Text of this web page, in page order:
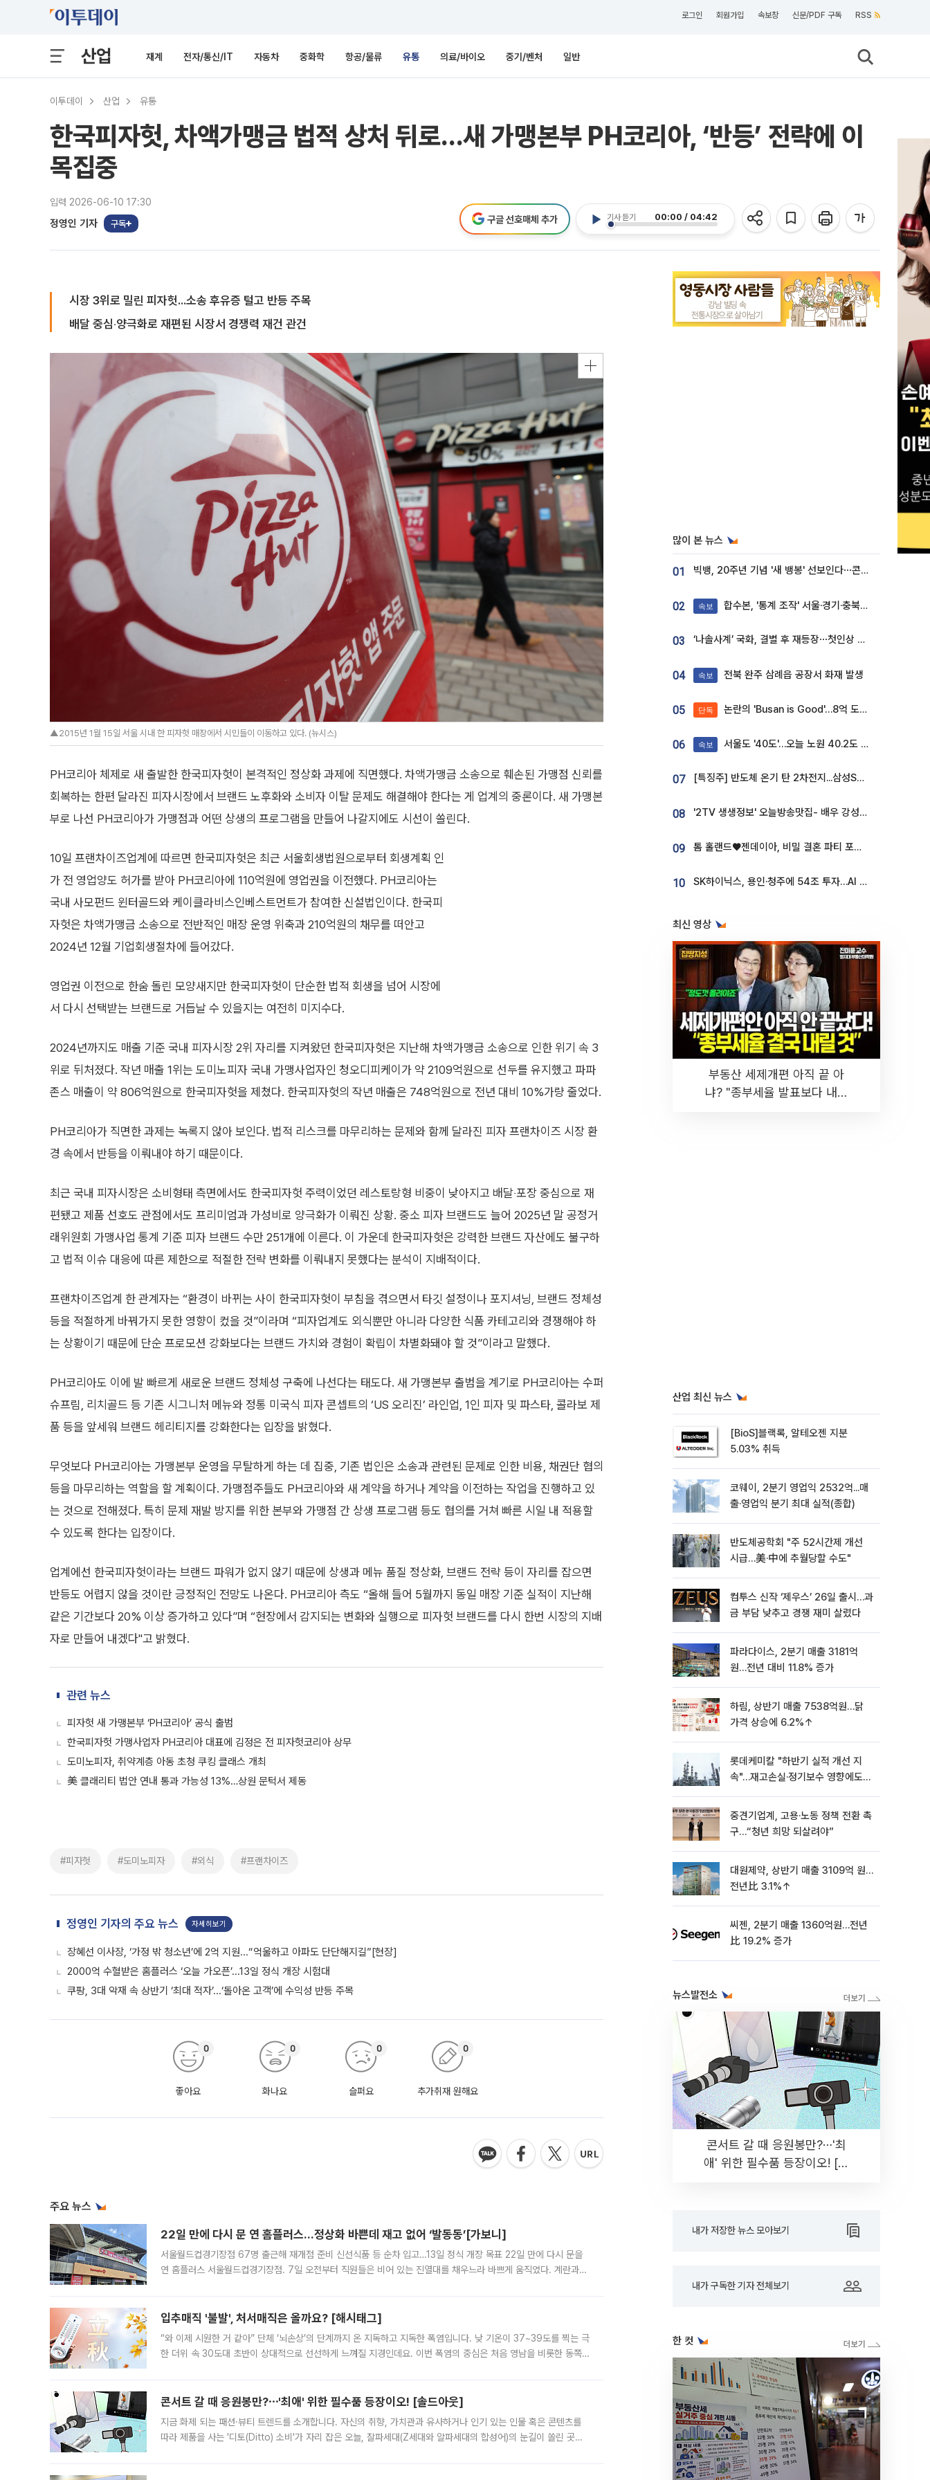
로그인 회원가입 속보창 신문/PDF 구독 RSS
산업 재계 전자/통신/IT 자동차 중화학 항공/물류 유통 의료/바이오 중기/벤처 일반
이투데이 산업 유통
한국피자헛, 차액가맹금 법적 상처 뒤로…새 가맹본부 PH코리아, ‘반등’ 전략에 이
목집중
입력 2026-06-10 17:30
정영인 기자 구독
기사 듣기 00:00 / 04:42
구글 선호매체 추가
시장 3위로 밀린 피자헛...소송 후유증 털고 반등 주목
배달 중심‧양극화로 재편된 시장서 경쟁력 재건 관건
▲2015년 1월 15일 서울 시내 한 피자헛 매장에서 시민들이 이동하고 있다. (뉴시스)
PH코리아 체제로 새 출발한 한국피자헛이 본격적인 정상화 과제에 직면했다. 차액가맹금 소송으로 훼손된 가맹점 신뢰를
회복하는 한편 달라진 피자시장에서 브랜드 노후화와 소비자 이탈 문제도 해결해야 한다는 게 업계의 중론이다. 새 가맹본
부로 나선 PH코리아가 가맹점과 어떤 상생의 프로그램을 만들어 나갈지에도 시선이 쏠린다.
10일 프랜차이즈업계에 따르면 한국피자헛은 최근 서울회생법원으로부터 회생계획 인
가 전 영업양도 허가를 받아 PH코리아에 110억원에 영업권을 이전했다. PH코리아는
국내 사모펀드 윈터골드와 케이클라비스인베스트먼트가 참여한 신설법인이다. 한국피
자헛은 차액가맹금 소송으로 전반적인 매장 운영 위축과 210억원의 채무를 떠안고
2024년 12월 기업회생절차에 들어갔다.
영업권 이전으로 한숨 돌린 모양새지만 한국피자헛이 단순한 법적 회생을 넘어 시장에
서 다시 선택받는 브랜드로 거듭날 수 있을지는 여전히 미지수다.
2024년까지도 매출 기준 국내 피자시장 2위 자리를 지켜왔던 한국피자헛은 지난해 차액가맹금 소송으로 인한 위기 속 3
위로 뒤처졌다. 작년 매출 1위는 도미노피자 국내 가맹사업자인 청오디피케이가 약 2109억원으로 선두를 유지했고 파파
존스 매출이 약 806억원으로 한국피자헛을 제쳤다. 한국피자헛의 작년 매출은 748억원으로 전년 대비 10%가량 줄었다.
PH코리아가 직면한 과제는 녹록지 않아 보인다. 법적 리스크를 마무리하는 문제와 함께 달라진 피자 프랜차이즈 시장 환
경 속에서 반등을 이뤄내야 하기 때문이다.
최근 국내 피자시장은 소비형태 측면에서도 한국피자헛 주력이었던 레스토랑형 비중이 낮아지고 배달‧포장 중심으로 재
편됐고 제품 선호도 관점에서도 프리미엄과 가성비로 양극화가 이뤄진 상황. 중소 피자 브랜드도 늘어 2025년 말 공정거
래위원회 가맹사업 통계 기준 피자 브랜드 수만 251개에 이른다. 이 가운데 한국피자헛은 강력한 브랜드 자산에도 불구하
고 법적 이슈 대응에 따른 제한으로 적절한 전략 변화를 이뤄내지 못했다는 분석이 지배적이다.
프랜차이즈업계 한 관계자는 “환경이 바뀌는 사이 한국피자헛이 부침을 겪으면서 타깃 설정이나 포지셔닝, 브랜드 정체성
등을 적절하게 바꿔가지 못한 영향이 컸을 것”이라며 “피자업계도 외식뿐만 아니라 다양한 식품 카테고리와 경쟁해야 하
는 상황이기 때문에 단순 프로모션 강화보다는 브랜드 가치와 경험이 확립이 차별화돼야 할 것”이라고 말했다.
PH코리아도 이에 발 빠르게 새로운 브랜드 정체성 구축에 나선다는 태도다. 새 가맹본부 출범을 계기로 PH코리아는 수퍼
슈프림, 리치골드 등 기존 시그니처 메뉴와 정통 미국식 피자 콘셉트의 ‘US 오리진’ 라인업, 1인 피자 및 파스타, 콜라보 제
품 등을 앞세워 브랜드 헤리티지를 강화한다는 입장을 밝혔다.
무엇보다 PH코리아는 가맹본부 운영을 무탈하게 하는 데 집중, 기존 법인은 소송과 관련된 문제로 인한 비용, 채권단 협의
등을 마무리하는 역할을 할 계획이다. 가맹점주들도 PH코리아와 새 계약을 하거나 계약을 이전하는 작업을 진행하고 있
는 것으로 전해졌다. 특히 문제 재발 방지를 위한 본부와 가맹점 간 상생 프로그램 등도 협의를 거쳐 빠른 시일 내 적용할
수 있도록 한다는 입장이다.
업계에선 한국피자헛이라는 브랜드 파워가 없지 않기 때문에 상생과 메뉴 품질 정상화, 브랜드 전략 등이 자리를 잡으면
반등도 어렵지 않을 것이란 긍정적인 전망도 나온다. PH코리아 측도 “올해 들어 5월까지 동일 매장 기준 실적이 지난해
같은 기간보다 20% 이상 증가하고 있다”며 “현장에서 감지되는 변화와 실행으로 피자헛 브랜드를 다시 한번 시장의 지배
자로 만들어 내겠다"고 밝혔다.
관련 뉴스
피자헛 새 가맹본부 ‘PH코리아’ 공식 출범
한국피자헛 가맹사업자 PH코리아 대표에 김정은 전 피자헛코리아 상무
도미노피자, 취약계층 아동 초청 쿠킹 클래스 개최
美 클래리티 법안 연내 통과 가능성 13%…상원 문턱서 제동
#피자헛 #도미노피자 #외식 #프랜차이즈
정영인 기자의 주요 뉴스 자세히보기
장혜선 이사장, ‘가정 밖 청소년’에 2억 지원...“억울하고 아파도 단단해지길”[현장]
2000억 수혈받은 홈플러스 ‘오늘 가오픈’...13일 정식 개장 시험대
쿠팡, 3대 악재 속 상반기 ‘최대 적자’...‘돌아온 고객’에 수익성 반등 주목
좋아요
0
화나요
0
슬퍼요
0
추가취재 원해요
0
주요 뉴스
22일 만에 다시 문 연 홈플러스…정상화 바쁜데 재고 없어 ‘발동동’[가보니]
서울월드컵경기장점 67명 출근해 재개점 준비 신선식품 등 순차 입고…13일 정식 개장 목표 22일 만에 다시 문을
연 홈플러스 서울월드컵경기장점. 7일 오전부터 직원들은 비어 있는 진열대를 채우느라 바쁘게 움직였다. 계란과
입추매직 '불발', 처서매직은 올까요? [해시태그]
“와 이제 시원한 거 같아” 단체 ‘뇌손상’의 단계까지 온 지독하고 지독한 폭염입니다. 낮 기온이 37~39도를 찍는 극
한 더위 속 30도대 초반이 상대적으로 선선하게 느껴질 지경인데요. 이번 폭염의 중심은 처음 영남을 비롯한 동쪽
콘서트 갈 때 응원봉만?⋯'최애' 위한 필수품 등장이오! [솔드아웃]
지금 화제 되는 패션·뷰티 트렌드를 소개합니다. 자신의 취향, 가치관과 유사하거나 인기 있는 인물 혹은 콘텐츠를
따라 제품을 사는 '디토(Ditto) 소비'가 자리 잡은 오늘, 잘파세대(Z세대와 알파세대의 합성어)의 눈길이 쏠린 곳은
많이 본 뉴스
01 빅뱅, 20주년 기념 '새 뱅봉' 선보인다⋯콘서트 앞두고 팝업 개최
02 속보 합수본, '통계 조작' 서울·경기·충북 선관위 등 추가 압수수색
03 ‘나솔사계’ 국화, 결별 후 재등장⋯첫인상 투표 휩쓸고 ‘인기녀’ 등극
04 속보 전북 완주 삼례읍 공장서 화재 발생
05 단독 논란의 'Busan is Good'…8억 도시브랜드, 용산 대통령실 CI 업체가 수행
06 속보 서울도 '40도'…오늘 노원 40.2도 기록
07 [특징주] 반도체 온기 탄 2차전지...삼성SDI, 장 초반 7% 넘게 껑충
08 '2TV 생생정보' 오늘방송맛집- 배우 강성진 단골! 쌀국수ㆍ푸팟퐁 커리 맛집 '블○○○'
09 톰 홀랜드♥젠데이아, 비밀 결혼 파티 포착⋯호텔 대관비만 9억
10 SK하이닉스, 용인·청주에 54조 투자…AI 메모리 생산기지 키운다
최신 영상
부동산 세제개편 아직 끝 아
냐? "종부세율 발표보다 내릴
산업 최신 뉴스
[BioS]블랙록, 알테오젠 지분
5.03% 취득
코웨이, 2분기 영업익 2532억...매
출·영업익 분기 최대 실적(종합)
반도체공학회 "주 52시간제 개선
시급…美·中에 추월당할 수도"
컴투스 신작 ‘제우스’ 26일 출시…과
금 부담 낮추고 경쟁 재미 살렸다
파라다이스, 2분기 매출 3181억
원…전년 대비 11.8% 증가
하림, 상반기 매출 7538억원…닭
가격 상승에 6.2%↑
롯데케미칼 "하반기 실적 개선 지
속"…재고손실·정기보수 영향에도
중견기업계, 고용·노동 정책 전환 촉
구…“청년 희망 되살려야”
대원제약, 상반기 매출 3109억 원…
전년比 3.1%↑
씨젠, 2분기 매출 1360억원…전년
比 19.2% 증가
뉴스발전소
콘서트 갈 때 응원봉만?⋯'최
애' 위한 필수품 등장이오! [솔
내가 저장한 뉴스 모아보기
내가 구독한 기자 전체보기
한 컷